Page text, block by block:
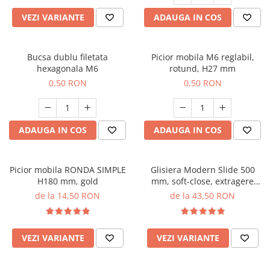
VEZI VARIANTE ADAUGA IN COS
Bucsa dublu filetata
hexagonala M6
0,50 RON
ADAUGA IN COS
Picior mobila M6 reglabil,
rotund, H27 mm
0,50 RON
ADAUGA IN COS
Picior mobila RONDA SIMPLE
H180 mm, gold
de la 14,50 RON
VEZI VARIANTE
Glisiera Modern Slide 500
mm, soft-close, extragere
totala, reglaj 3D, pal 18 mm,
de la 43,50 RON
VEZI VARIANTE